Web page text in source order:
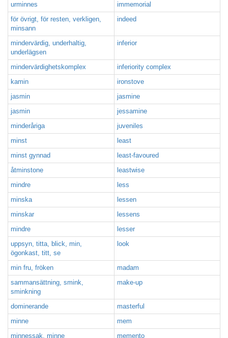
urminnes
immemorial
för övrigt, för resten, verkligen,
minsann
indeed
mindervärdig, underhaltig,
underlägsen
inferior
mindervärdighetskomplex
inferiority complex
kamin
ironstove
jasmin
jasmine
jasmin
jessamine
minderåriga
juveniles
minst
least
minst gynnad
least-favoured
åtminstone
leastwise
mindre
less
minska
lessen
minskar
lessens
mindre
lesser
uppsyn, titta, blick, min,
ögonkast, titt, se
look
min fru, fröken
madam
sammansättning, smink,
sminkning
make-up
dominerande
masterful
minne
mem
minnessak, minne
memento